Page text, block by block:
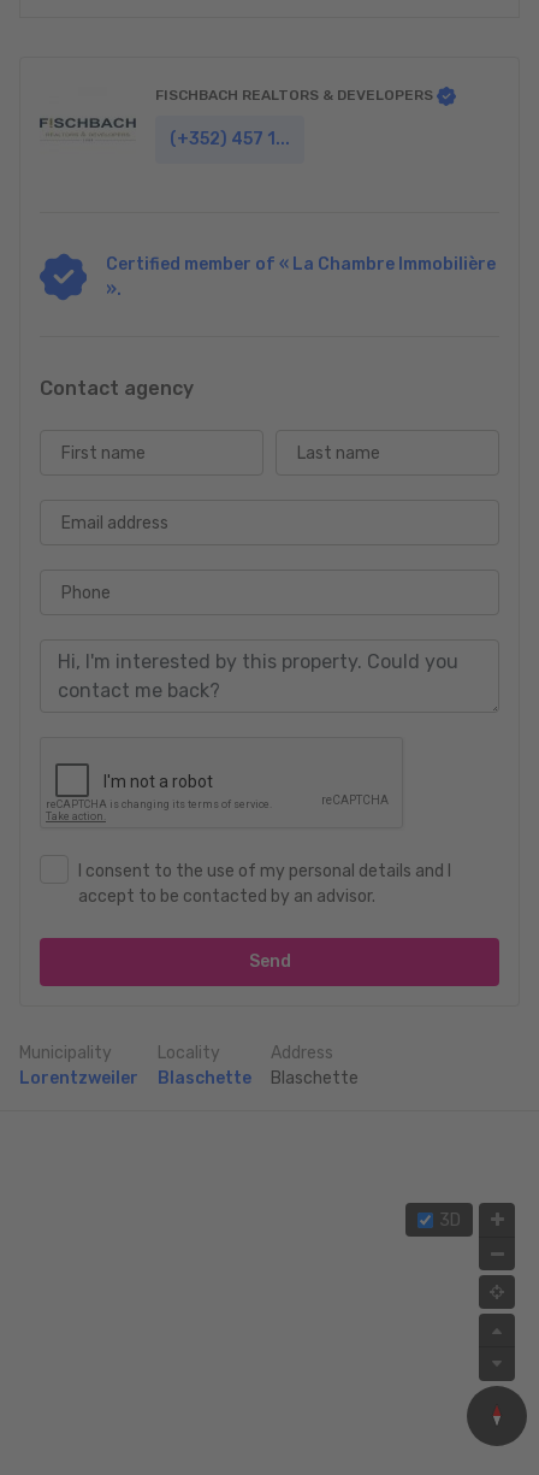
FISCHBACH REALTORS & DEVELOPERS
(+352) 457 1...
Certified member of « La Chambre Immobilière
».
Contact agency
First name Last name
Email address
Phone
I consent to the use of my personal details and I
accept to be contacted by an advisor.
Send
Municipality
Lorentzweiler
Locality
Blaschette
Address
Blaschette
3D